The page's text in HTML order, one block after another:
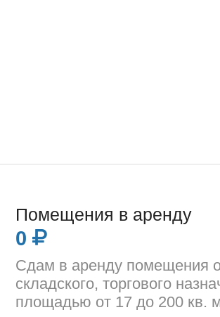
Помещения в аренду
0
Сдам в аренду помещения
складского, торгового
площадью от 17 до 200 кв.